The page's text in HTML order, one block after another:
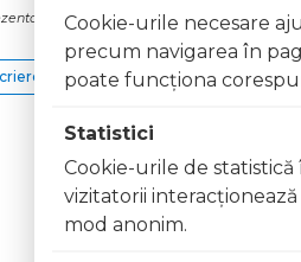
pentru Trening ivoire din catifea
Cookie-urile necesare
precum navigarea în
poate funcţiona
Statistici
Cookie-urile de
vizitatorii
mod anonim.